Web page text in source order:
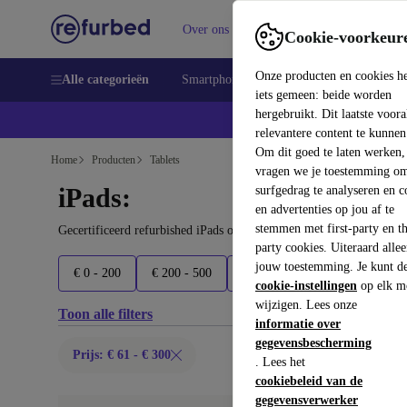
Cookie-
Onze producten en cookies
iets gemeen: beide worden
hergebruikt. Dit laatste
relevantere content te
Om dit goed te laten werken,
vragen we je toestemming
surfgedrag te analyseren en
en advertenties op jou af te
stemmen met first-party en
party cookies. Uiteraard
jouw toestemming. Je kunt
cookie-instellingen op elk
wijzigen. Lees onze
informatie over
gegevensbescherming
. Lees het
cookiebeleid van de
gegevensverwerker
Over ons Verkopen Support
Alle categorieën Smartphones Laptops Tablets
Home Producten Tablets
iPads:
Gecertificeerd refurbished iPads onder 300€ – bespaar tot 40%.
€ 0 - 200 € 200 - 500 € 500 - 700 € 700 - 900
Toon alle filters
Prijs: € 61 - € 300